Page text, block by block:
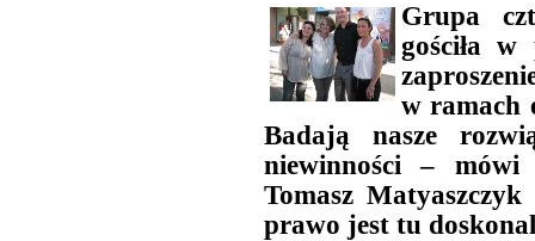
Grupa
gościła
w ramach
Badają nasze
niewinności – mówi
Tomasz
prawo jest tu